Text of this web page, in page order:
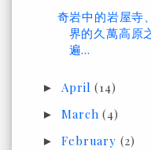
奇岩中的岩屋寺
界的久萬高原
遍...
► April(14)
►March(4)
►February (2)